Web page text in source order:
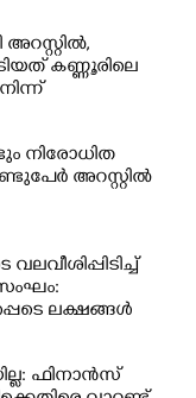
കണ്ണൂരിലെ
നിരോധിത
അറസ്റ്റിൽ
ലക്ഷങ്ങൾ
ഫിനാൻസ്